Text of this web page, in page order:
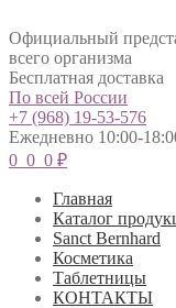
Официальный
всего организма
Бесплатная доставка
По всей России
+7 (968) 19-53-576
Ежедневно 10:00-
0 0 0 ₽
Главная
Каталог
Sanct Bernhard
Косметика
Таблетницы
КОНТАКТЫ